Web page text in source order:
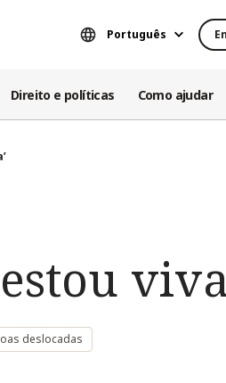
Português
Direito e políticas Como ajudar
deslocadas